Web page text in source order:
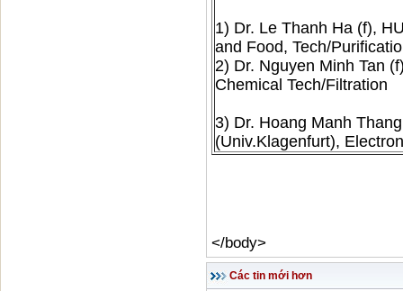
1) Dr. Le Thanh Ha (f),
and Food, Tech/
2) Dr. Nguyen Minh Tan
Chemical Tech/Filtration
3) Dr. Hoang Manh
(Univ.Klagenfurt),
</body>
Các tin mới hơn